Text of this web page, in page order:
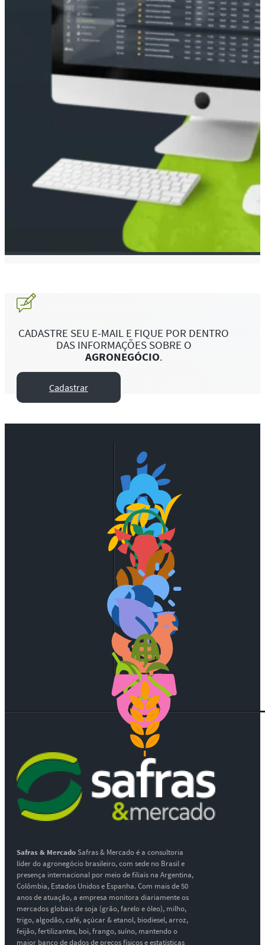
CADASTRE SEU E-MAIL E FIQUE POR DENTRO
DAS INFORMAÇÕES SOBRE O
AGRONEGÓCIO.
Cadastrar
Safras & MercadoSafras & Mercado é a consultoria
líder do agronegócio brasileiro, com sede no Brasil e
presença internacional por meio de filiais na Argentina,
Colômbia, Estados Unidos e Espanha. Com mais de 50
anos de atuação, a empresa monitora diariamente os
mercados globais de soja (grão, farelo e óleo), milho,
trigo, algodão, café, açúcar & etanol, biodiesel, arroz,
feijão, fertilizantes, boi, frango, suíno, mantendo o
maior banco de dados de preços físicos e estatísticas